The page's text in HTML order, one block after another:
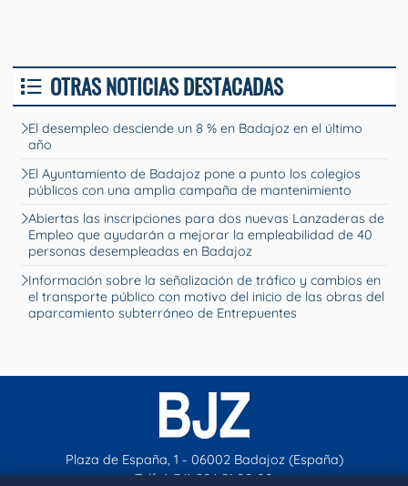
OTRAS NOTICIAS DESTACADAS
El desempleo desciende un 8 % en Badajoz en el último
año
El Ayuntamiento de Badajoz pone a punto los colegios
públicos con una amplia campaña de mantenimiento
Abiertas las inscripciones para dos nuevas Lanzaderas de
Empleo que ayudarán a mejorar la empleabilidad de 40
personas desempleadas en Badajoz
Información sobre la señalización de tráfico y cambios en
el transporte público con motivo del inicio de las obras del
aparcamiento subterráneo de Entrepuentes
Plaza de España, 1 - 06002 Badajoz (España)
Telf. (+34) 924 21 00 00